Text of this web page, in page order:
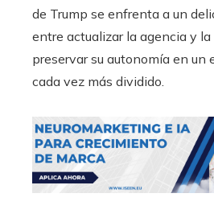
de Trump se enfrenta a un
entre actualizar la agencia y la
preservar su autonomía en un
cada vez más dividido.